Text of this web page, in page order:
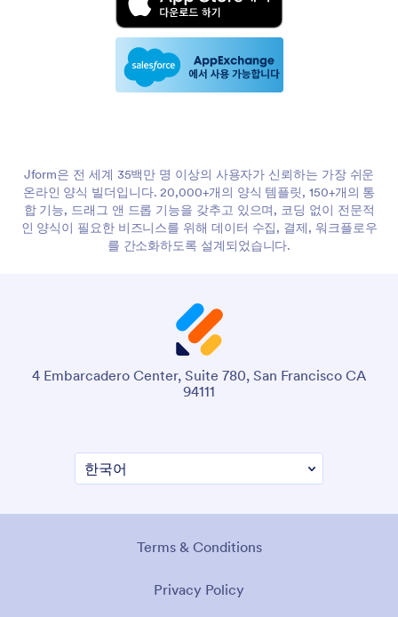
Jform은 전 세계 35백만 명 이상의 사용자가 신뢰하는 가장 쉬운
온라인 양식 빌더입니다. 20,000+개의 양식 템플릿, 150+개의 통
합 기능, 드래그 앤 드롭 기능을 갖추고 있으며, 코딩 없이 전문적
인 양식이 필요한 비즈니스를 위해 데이터 수집, 결제, 워크플로우
를 간소화하도록 설계되었습니다.
4 Embarcadero Center, Suite 780, San Francisco CA
94111
Terms & Conditions
Privacy Policy